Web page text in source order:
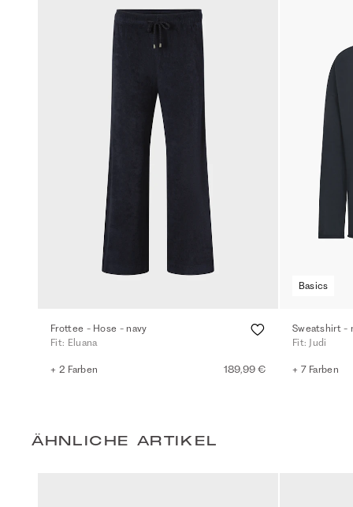
Frottee - Hose - navy
Fit: Eluana
+ 2 Farben 189,99 €
Basics
Sweatshirt -
Fit: Judi
+ 7 Farben
ÄHNLICHE ARTIKEL